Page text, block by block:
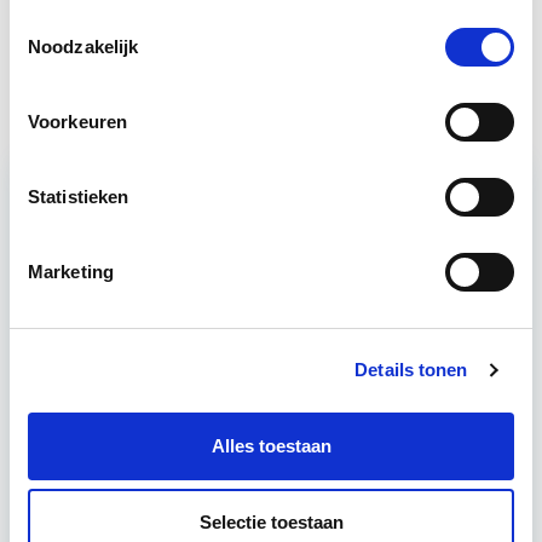
Noodzakelijk
Voorkeuren
Statistieken
Marketing
Details tonen
Alles toestaan
Selectie toestaan
Vastgoedfinanciering Start do 19 nov
Business Case voor Vastgoed- &
vastgoedprojecten te realiseren en/of te
verbeteren. De belangrijkste trends in vastgoed
komen voorbij, waarbij de… Lees verder
Utrecht en/of online